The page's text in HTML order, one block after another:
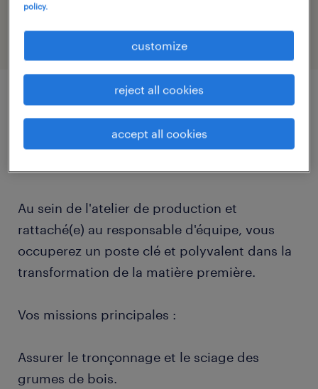
manufacturing & production
job details
Au sein de l'atelier de production et
rattaché(e) au responsable d'équipe, vous
occuperez un poste clé et polyvalent dans la
transformation de la matière première.
Vos missions principales :
Assurer le tronçonnage et le sciage des
grumes de bois.
policy.
customize
reject all cookies
accept all cookies